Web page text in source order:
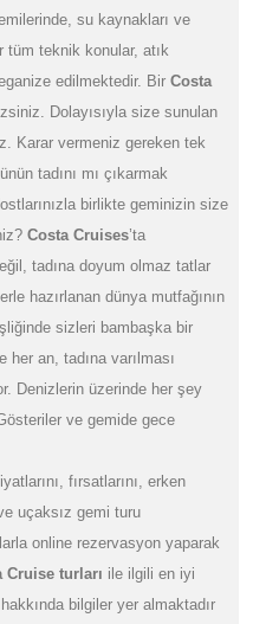
su kaynakları ve
tüm teknik konular, atık
edilmektedir. Bir Costa
Dolayısıyla size sunulan
Karar vermeniz gereken tek
tadını mı çıkarmak
birlikte geminizin size
Costa Cruises’ta
tadına doyum olmaz tatlar
hazırlanan dünya mutfağının
sizleri bambaşka bir
her an, tadına varılması
Denizlerin üzerinde her şey
ve gemide gece
fırsatlarını, erken
uçaksız gemi turu
online rezervasyon yaparak
Cruise turları ile ilgili en iyi
bilgiler yer almaktadır